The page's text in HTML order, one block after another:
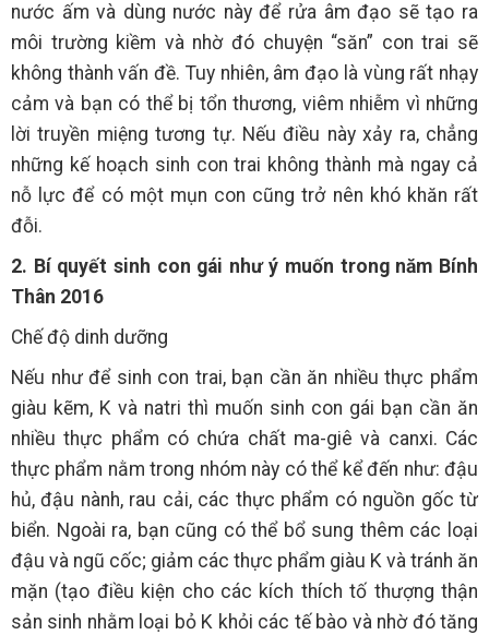
nước ấm và dùng nước này để rửa âm đạo sẽ tạo ra
môi trường kiềm và nhờ đó chuyện “săn” con trai sẽ
không thành vấn đề. Tuy nhiên, âm đạo là vùng rất nhạy
cảm và bạn có thể bị tổn thương, viêm nhiễm vì những
lời truyền miệng tương tự. Nếu điều này xảy ra, chẳng
những kế hoạch sinh con trai không thành mà ngay cả
nỗ lực để có một mụn con cũng trở nên khó khăn rất
đỗi.
2. Bí quyết sinh con gái như ý muốn trong năm Bính
Thân 2016
Chế độ dinh dưỡng
Nếu như để sinh con trai, bạn cần ăn nhiều thực phẩm
giàu kẽm, K và natri thì muốn sinh con gái bạn cần ăn
nhiều thực phẩm có chứa chất ma-giê và canxi. Các
thực phẩm nằm trong nhóm này có thể kể đến như: đậu
hủ, đậu nành, rau cải, các thực phẩm có nguồn gốc từ
biển. Ngoài ra, bạn cũng có thể bổ sung thêm các loại
đậu và ngũ cốc; giảm các thực phẩm giàu K và tránh ăn
mặn (tạo điều kiện cho các kích thích tố thượng thận
sản sinh nhằm loại bỏ K khỏi các tế bào và nhờ đó tăng